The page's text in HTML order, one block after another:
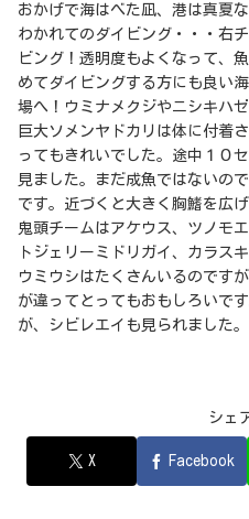
おかげで海はべた凪、港は真夏
わかれてのダイビング・・・右
ビング！透明度もよくなって、
めてダイビングする方にも良い
場へ！ウミナメクジやニシキハ
巨大ソメンヤドカリは体に付着
ってもきれいでした。途中１０
見ました。まだ成魚ではないの
です。近づくと大きく胸鰭を広
鬼頭チームはアケウス、ツノモ
トジェリーミドリガイ、カラス
ウミウシはたくさんいるのです
が違ってとってもおもしろいで
が、シビレエイも見られました。
シェ
X Facebook